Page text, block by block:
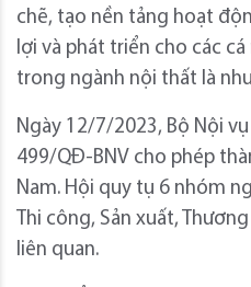
chẽ, tạo nền tảng hoạt
lợi và phát triển cho các
trong ngành nội thất là
Ngày 12/7/2023, Bộ Nội
499/QĐ-BNV cho phép
Nam. Hội quy tụ 6 nhóm
Thi công, Sản xuất,
liên quan.